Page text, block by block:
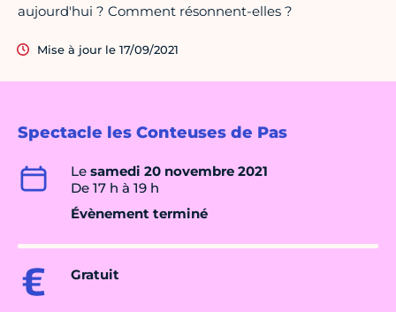
Spectacle les Conteuses de Pas
Le samedi 20 novembre 2021
De 17 h à 19 h
Évènement terminé
Gratuit
aujourd'hui ? Comment résonnent-elles ?
Mise à jour le 17/09/2021